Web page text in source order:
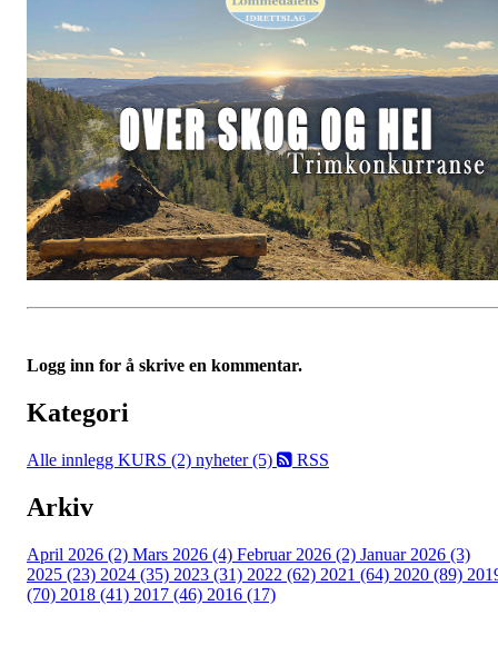
Logg inn for å skrive en kommentar.
Kategori
Alle innlegg KURS (2) nyheter (5) RSS
Arkiv
April 2026 (2) Mars 2026 (4) Februar 2026 (2) Januar 2026 (3)
2025 (23) 2024 (35) 2023 (31) 2022 (62) 2021 (64) 2020 (89)
(70) 2018 (41) 2017 (46) 2016 (17)